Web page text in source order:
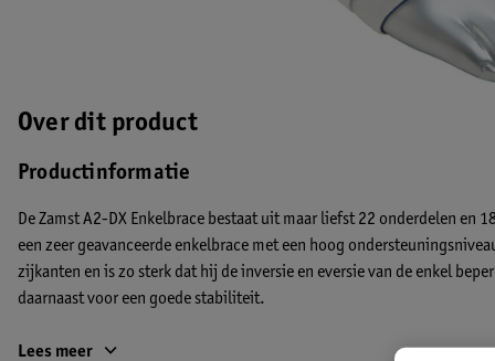
Over dit product
Productinformatie
De Zamst A2-DX Enkelbrace bestaat uit maar liefst 22 onderdelen
een zeer geavanceerde enkelbrace met een hoog
zijkanten en is zo sterk dat hij de inversie en eversie van de enkel
daarnaast voor een goede stabiliteit.
Kenmerken
Lees meer